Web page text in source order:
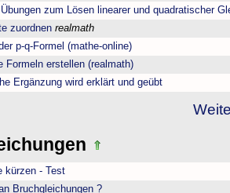
zum Lösen linearer und quadratischer
zuordnen realmath
p-q-Formel (mathe-online)
Formeln erstellen (realmath)
Ergänzung wird erklärt und geübt
kürzen - Test
Bruchgleichungen ?